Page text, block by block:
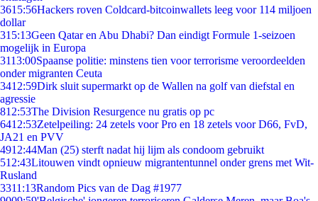
3615:56Hackers roven Coldcard-bitcoinwallets leeg voor 114 miljoen
dollar
315:13Geen Qatar en Abu Dhabi? Dan eindigt Formule 1-seizoen
mogelijk in Europa
3113:00Spaanse politie: minstens tien voor terrorisme veroordeelden
onder migranten Ceuta
3412:59Dirk sluit supermarkt op de Wallen na golf van diefstal en
agressie
812:53The Division Resurgence nu gratis op pc
6412:53Zetelpeiling: 24 zetels voor Pro en 18 zetels voor D66, FvD,
JA21 en PVV
4912:44Man (25) sterft nadat hij lijm als condoom gebruikt
512:43Litouwen vindt opnieuw migrantentunnel onder grens met Wit-
Rusland
3311:13Random Pics van de Dag #1977